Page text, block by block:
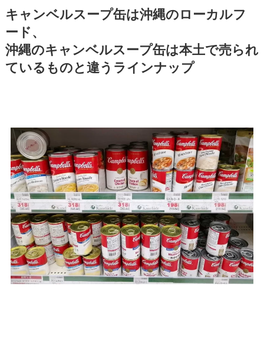
キャンベルスープ缶は沖縄のローカルフ
ード、
沖縄のキャンベルスープ缶は本土で売られ
ているものと違うラインナップ